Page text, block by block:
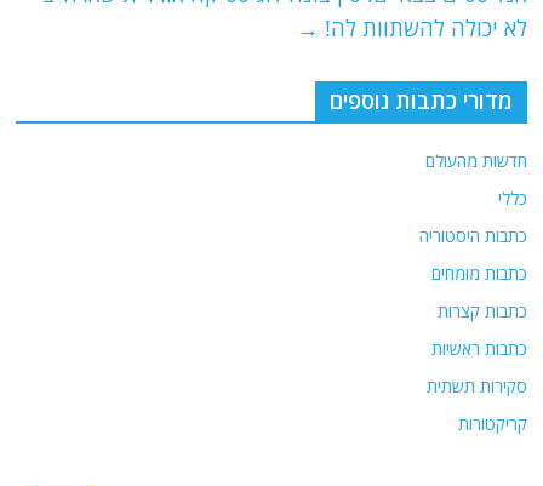
לא יכולה להשתוות לה! →
מדורי כתבות נוספים
חדשות מהעולם
כללי
כתבות היסטוריה
כתבות מומחים
כתבות קצרות
כתבות ראשיות
סקירות תשתית
קריקטורות